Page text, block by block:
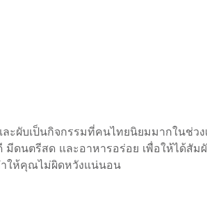
ะผับเป็นกิจกรรมที่คนไทยนิยมมากในช่ว
ดนตรีสด และอาหารอร่อย เพื่อให้ได้สั
ำให้คุณไม่ผิดหวังแน่นอน